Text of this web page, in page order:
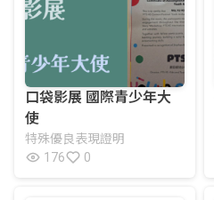
口袋影展 國際青少年大
使
特殊優良表現證明
176
0